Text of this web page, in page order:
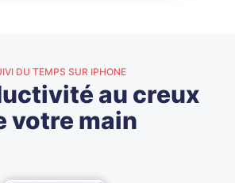
DU TEMPS SUR IPHONE
au creux
votre main